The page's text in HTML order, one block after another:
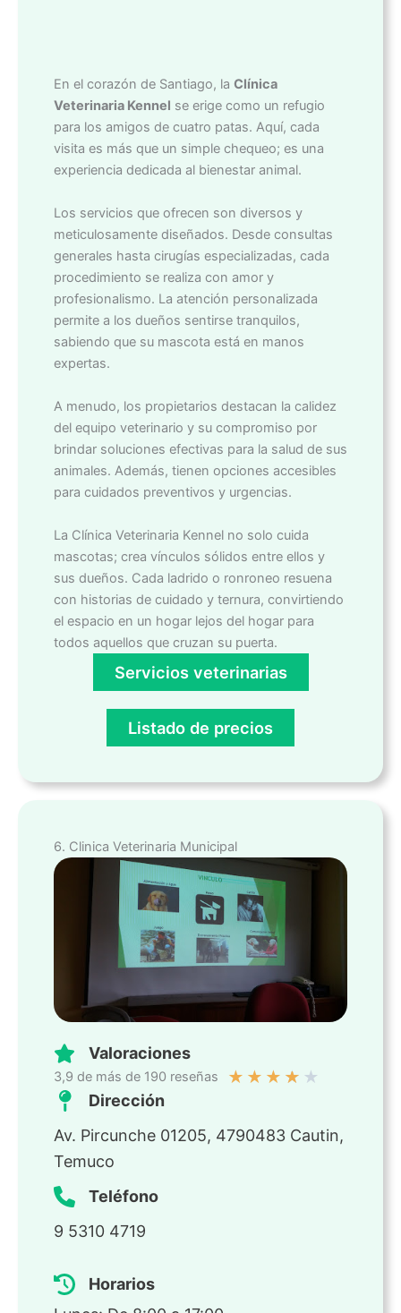
En el corazón de Santiago, la Clínica
Veterinaria Kennel se erige como un refugio
para los amigos de cuatro patas. Aquí, cada
visita es más que un simple chequeo; es una
experiencia dedicada al bienestar animal.
Los servicios que ofrecen son diversos y
meticulosamente diseñados. Desde consultas
generales hasta cirugías especializadas, cada
procedimiento se realiza con amor y
profesionalismo. La atención personalizada
permite a los dueños sentirse tranquilos,
sabiendo que su mascota está en manos
expertas.
A menudo, los propietarios destacan la calidez
del equipo veterinario y su compromiso por
brindar soluciones efectivas para la salud de sus
animales. Además, tienen opciones accesibles
para cuidados preventivos y urgencias.
La Clínica Veterinaria Kennel no solo cuida
mascotas; crea vínculos sólidos entre ellos y
sus dueños. Cada ladrido o ronroneo resuena
con historias de cuidado y ternura, convirtiendo
el espacio en un hogar lejos del hogar para
todos aquellos que cruzan su puerta.
Servicios veterinarias
Listado de precios
6. Clinica Veterinaria Municipal
Valoraciones
3,9 de más de 190 reseñas ★ ★ ★ ★ ★
Dirección
Av. Pircunche 01205, 4790483 Cautin,
Temuco
Teléfono
9 5310 4719
Horarios